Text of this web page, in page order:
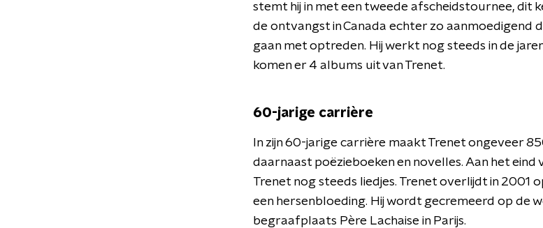
stemt hij in met een tweede afscheidstournee, dit
de ontvangst in Canada echter zo aanmoedigend
gaan met optreden. Hij werkt nog steeds in de
komen er 4 albums uit van Trenet.
60-jarige carrière
In zijn 60-jarige carrière maakt Trenet ongeveer
daarnaast poëzieboeken en novelles. Aan het eind
Trenet nog steeds liedjes. Trenet overlijdt in 2001
een hersenbloeding. Hij wordt gecremeerd op de
begraafplaats Père Lachaise in Parijs.